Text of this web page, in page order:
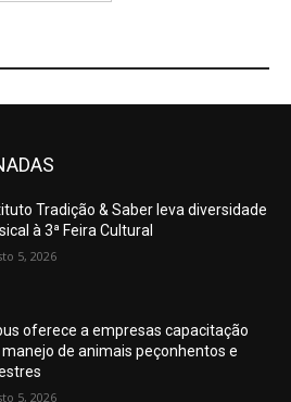
Tradição & Saber leva diversidade
à 3ª Feira Cultural
5, 2026
oferece a empresas capacitação
de animais peçonhentos e
5, 2026